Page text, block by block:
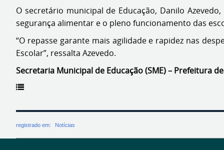
O secretário municipal de Educação, Danilo
segurança alimentar e o pleno funcionamento das
“O repasse garante mais agilidade e rapidez nas
Escolar”, ressalta Azevedo.
Secretaria Municipal de Educação (SME) – Prefeitura
registrado em: Notícias